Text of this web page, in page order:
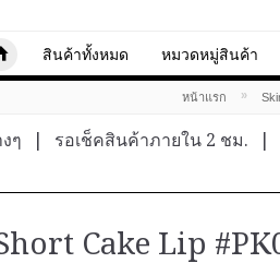
สินค้าทั้งหมด หมวดหมู่สินค้า
หน้าแรก »
ๆ รอเช็คสินค้าภายใน 2 ชม.
Cake Lip